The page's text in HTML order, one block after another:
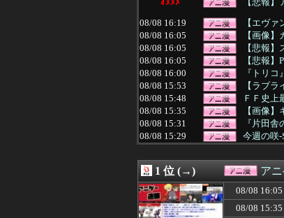
08/08 16:19
【エヴ
08/08 16:05
【画像
08/08 16:05
【悲報
08/08 16:05
【悲報
08/08 16:00
『トリ
08/08 15:53
【ラブ
08/08 15:48
ＦＦ史上
08/08 15:35
【画像
08/08 15:31
『片田
08/08 15:29
今週の咲
08/08 15:05
【悲報】
08/08 15:05
「
08/08 15:00
【画像】
08/08 15:00
【
08/08 15:00
【ラブラ
1 位 (→) ア
08/08 16:05
08/08 15:35